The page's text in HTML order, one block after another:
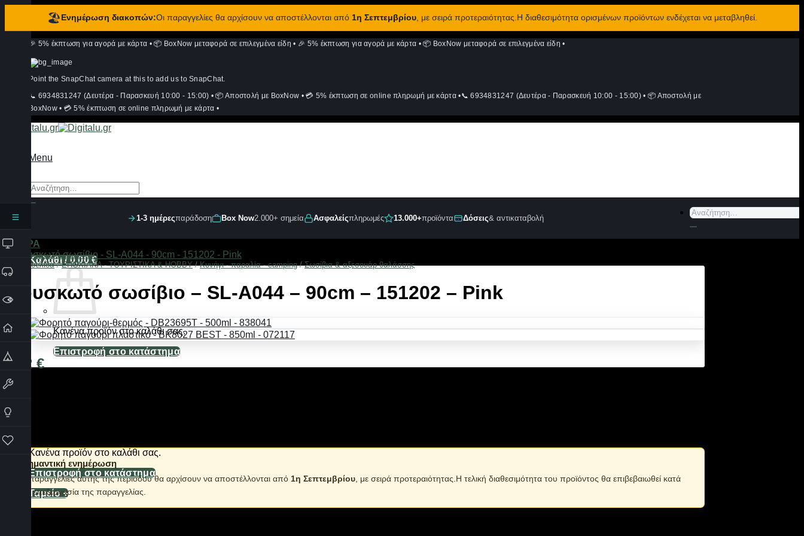
🏖️Ενημέρωση διακοπών:Οι παραγγελίες θα αρχίσουν να αποστέλλονται από 1η Σεπτεμβρίου, με σειρά προτεραιότητας.Η διαθεσιμότητα ορισμένων προϊόντων ενδέχεται να μεταβληθεί.
περιεχόμενο
🎉 5% έκπτωση για αγορά με κάρτα • 📦 BoxNow μεταφορά σε επιλεγμένα είδη • 🎉 5% έκπτωση για αγορά με κάρτα • 📦 BoxNow μεταφορά σε επιλεγμένα είδη •
Point the SnapChat camera at this to add us to SnapChat.
📞 6934831247 (Δευτέρα - Παρασκευή 10:00 - 15:00) • 📦 Αποστολή με BoxNow • 💳 5% έκπτωση σε online πληρωμή με κάρτα •📞 6934831247 (Δευτέρα - Παρασκευή 10:00 - 15:00) • 📦 Αποστολή με
BoxNow • 💳 5% έκπτωση σε online πληρωμή με κάρτα •
Menu
Αναζήτηση
για:
Σύνδεση
Καλάθι / 0,00€
Κανένα προϊόν στο καλάθι σας.
Επιστροφή στο κατάστημα
Κανένα προϊόν στο καλάθι σας.
Επιστροφή στο κατάστημα
Ταμείο +
1-3 ημέρεςπαράδοση Box Now2.000+ σημεία Ασφαλείςπληρωμές 13.000+προϊόντα Δόσεις& αντικαταβολή
Αναζήτηση
ΦΙΛΤΡΑ
Αρχική σελίδα / ΕΠΟΧΙΑΚΑ - ΤΟΥΡΙΣΤΙΚΑ & HOBBY / Κυνήγι - παραλία - camping / Σωσίβια & αξεσουάρ θαλάσσης
Φουσκωτό σωσίβιο – SL-A044 – 90cm – 151202 – Pink
4,22€
Διαθέσιμο από 1-3 ημέρες
Φουσκωτό σωσίβιο θαλάσσης, από μαλακό και ανθεκτικό PVC, μη τοξικό. Διάμετρος: 90cm.
ℹ️ Σημαντική ενημέρωση
Οι παραγγελίες αυτής της περιόδου θα αρχίσουν να αποστέλλονται από 1η Σεπτεμβρίου , με σειρά προτεραιότητας.Η τελική διαθεσιμότητα του προϊόντος θα επιβεβαιωθεί κατά
την επεξεργασία της παραγγελίας.